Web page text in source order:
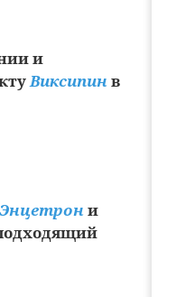
и
Виксипин в
Энцетрон и